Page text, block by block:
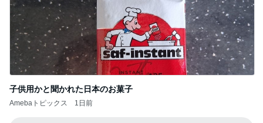
子供用かと聞かれた日本のお菓子
Amebaトピックス 1日前